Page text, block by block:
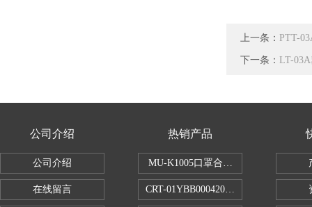
上一条： PTT-
下一条： LT-
公司介绍
公司介绍
在线留言
热销产品
MU-K1005口罩合成血液穿透试验仪
CRT-01YBB00042005数显式安瓿瓶圆